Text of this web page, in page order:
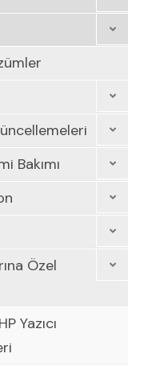
Bakımı
Özel
Yazıcı